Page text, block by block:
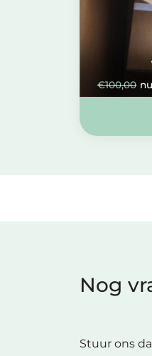
€100,00 nu
Nog
Stuur ons